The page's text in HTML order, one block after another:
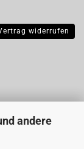
andere
widerrufen